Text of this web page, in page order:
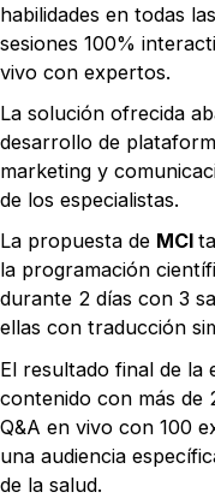
habilidades en todas
sesiones 100%
vivo con expertos.
La solución ofrecida
desarrollo de
marketing y
de los especialistas.
La propuesta de MCI
la programación
durante 2 días con 3
ellas con traducción
El resultado final de la
contenido con más de
Q&A en vivo con 100
una audiencia
de la salud.